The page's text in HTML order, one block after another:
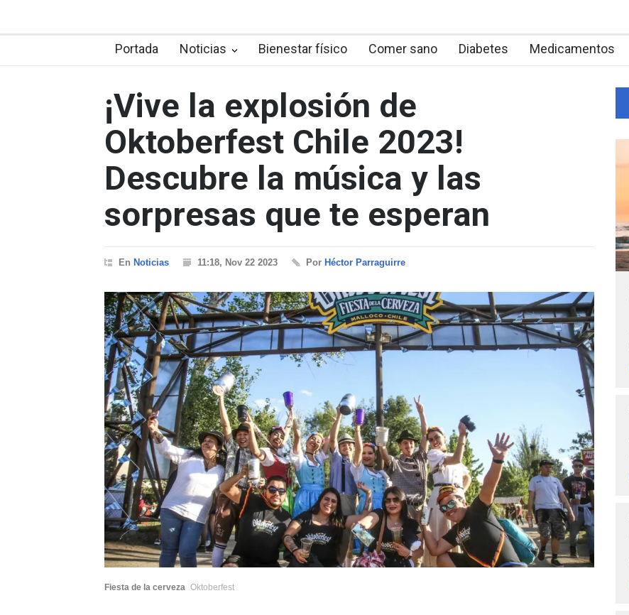
Portada Noticias Bienestar físico Comer sano Diabetes Medicamentos
¡Vive la explosión de
Oktoberfest Chile 2023!
Descubre la música y las
sorpresas que te esperan
En Noticias 11:18, Nov 22 2023 Por Héctor Parraguirre
Fiesta de la cerveza Oktoberfest